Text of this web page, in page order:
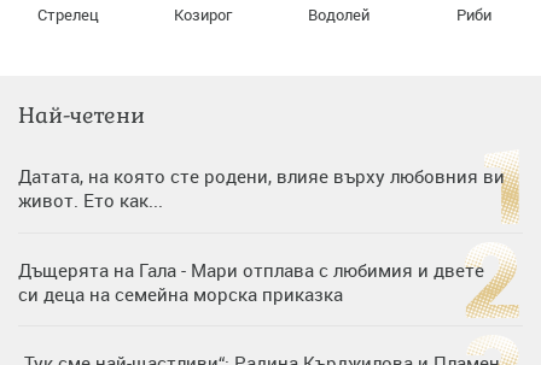
Стрелец Козирог Водолей Риби
Най-четени
Датата, на която сте родени, влияе върху любовния ви
живот. Ето как...
Дъщерята на Гала - Мари отплава с любимия и двете
си деца на семейна морска приказка